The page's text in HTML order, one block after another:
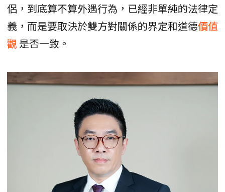
侶，到底算不算外遇行為，已經非單純的法律定
義，而是要取決於雙方對關係的界定和道德價值
觀 是否一致。